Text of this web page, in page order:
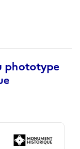
phototype